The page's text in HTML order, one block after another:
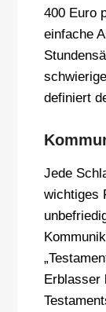
400 Euro
einfache
definiert
Jede
wichtiges
Erblasser